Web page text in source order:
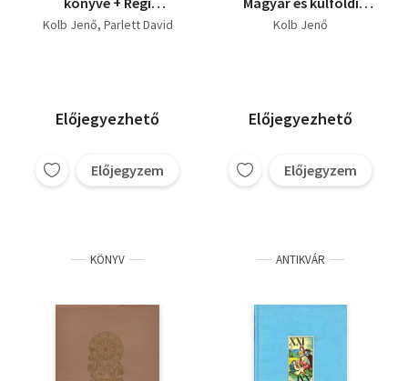
játékkártyák (Magyar
Kolb Jenő Parlett David
Előjegyezhető
Előjegyzem
kártyafestés XV.-XIX.
Kolb Jenő
Előjegyezhető
Előjegyzem
KÖNYV ANTIKVÁR